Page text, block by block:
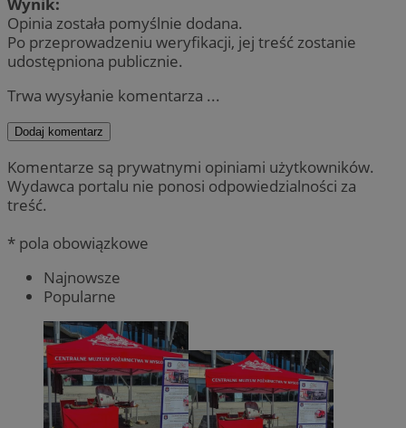
Wynik:
Opinia została pomyślnie dodana.
Po przeprowadzeniu weryfikacji, jej treść zostanie
udostępniona publicznie.
Trwa wysyłanie komentarza ...
Dodaj komentarz
Komentarze są prywatnymi opiniami użytkowników.
Wydawca portalu nie ponosi odpowiedzialności za
treść.
* pola obowiązkowe
Najnowsze
Popularne